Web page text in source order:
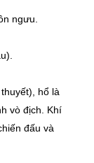
hổ là
vò địch. Khí
đấu và